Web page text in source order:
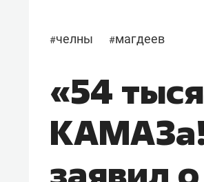
#челны #магдеев
«54
«Не